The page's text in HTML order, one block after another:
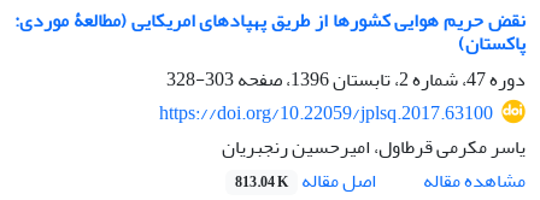
نقض حریم هوایی کشورها از طریق پهپادهای امریکایی (مطالعۀ موردی:
پاکستان)
دوره 47، شماره 2، تابستان 1396، صفحه
303-328
https://doi.org/10.22059/jplsq.2017.63100
یاسر مکرمی قرطاول، امیرحسین رنجبریان
مشاهده مقاله
اصل مقاله 813.04 K